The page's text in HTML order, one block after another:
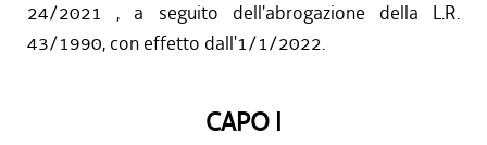
24/2021 , a seguito dell'abrogazione della L.R.
43/1990, con effetto dall'1/1/2022.
CAPO I